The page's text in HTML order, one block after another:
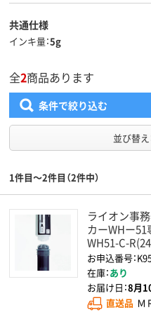
共通仕様
インキ量 5g
全2商品あります
条件で絞り込む
並び替え
1件目～2件目（2件中）
ライオン事
カーWHー
WH51-C-
お申込番号：
在庫：あり
お届け日：8月
直送品 Ｍ